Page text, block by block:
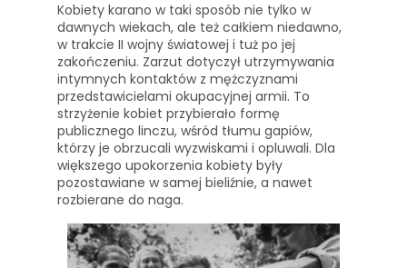
Kobiety karano w taki sposób nie tylko w
dawnych wiekach, ale też całkiem niedawno,
w trakcie II wojny światowej i tuż po jej
zakończeniu. Zarzut dotyczył utrzymywania
intymnych kontaktów z mężczyznami
przedstawicielami okupacyjnej armii. To
strzyżenie kobiet przybierało formę
publicznego linczu, wśród tłumu gapiów,
którzy je obrzucali wyzwiskami i opluwali. Dla
większego upokorzenia kobiety były
pozostawiane w samej bieliźnie, a nawet
rozbierane do naga.